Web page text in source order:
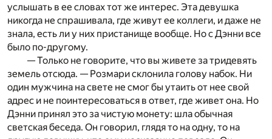
услышать в ее словах тот же интерес. Эта девушка
никогда не спрашивала, где живут ее коллеги, и даже не
знала, есть ли у них пристанище вообще. Но с Дэнни все
было по-другому.
— Только не говорите, что вы живете за тридевять
земель отсюда. — Розмари склонила голову набок. Ни
один мужчина на свете не смог бы утаить от нее свой
адрес и не поинтересоваться в ответ, где живет она. Но
Дэнни принял это за чистую монету: шла обычная
светская беседа. Он говорил, глядя то на одну, то на